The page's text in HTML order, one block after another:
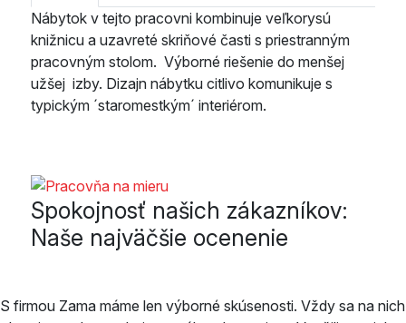
Nábytok v tejto pracovni kombinuje veľkorysú
knižnicu a uzavreté skriňové časti s priestranným
pracovným stolom. Výborné riešenie do menšej
užšej izby. Dizajn nábytku citlivo komunikuje s
typickým ´staromestkým´ interiérom.
Spokojnosť našich zákazníkov:
Naše najväčšie ocenenie
S firmou Zama máme len výborné skúsenosti. Vždy sa na nich